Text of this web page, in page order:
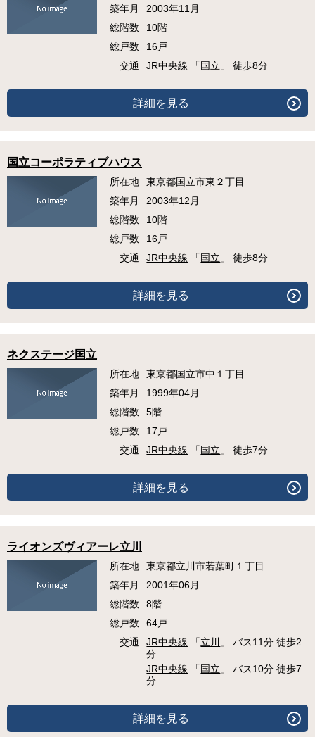
築年月
2003年11月
総階数
10階
総戸数
16戸
交通
JR中央線 「 国立 」 徒歩8分
詳細を見る
国立コーポラティブハウス
所在地
東京都国立市東２丁目
築年月
2003年12月
総階数
10階
総戸数
16戸
交通
JR中央線 「 国立 」 徒歩8分
詳細を見る
ネクステージ国立
所在地
東京都国立市中１丁目
築年月
1999年04月
総階数
5階
総戸数
17戸
交通
JR中央線 「 国立 」 徒歩7分
詳細を見る
ライオンズヴィアーレ立川
所在地
東京都立川市若葉町１丁目
築年月
2001年06月
総階数
8階
総戸数
64戸
交通
JR中央線 「立川
」 バス11分 徒歩2
分
JR中央線 「 国立 」 バス10分 徒歩7
分
詳細を見る